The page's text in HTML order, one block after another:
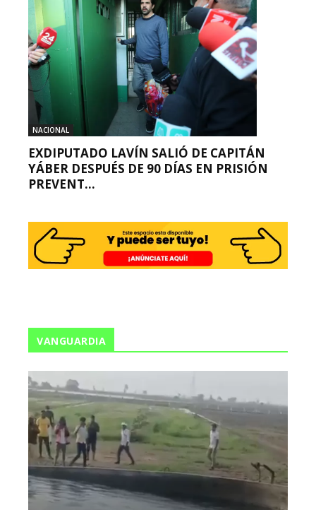
NACIONAL
EXDIPUTADO LAVÍN SALIÓ DE CAPITÁN
YÁBER DESPUÉS DE 90 DÍAS EN PRISIÓN
PREVENT...
VANGUARDIA